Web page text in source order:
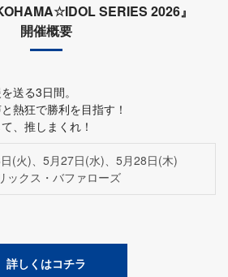
SERIES 2026』
開催概要
送る3日間。
熱狂で勝利を目指す！
、推しまくれ！
(火)、5月27日(水)、5月28日(木)
ックス・バファローズ
詳しくはコチラ